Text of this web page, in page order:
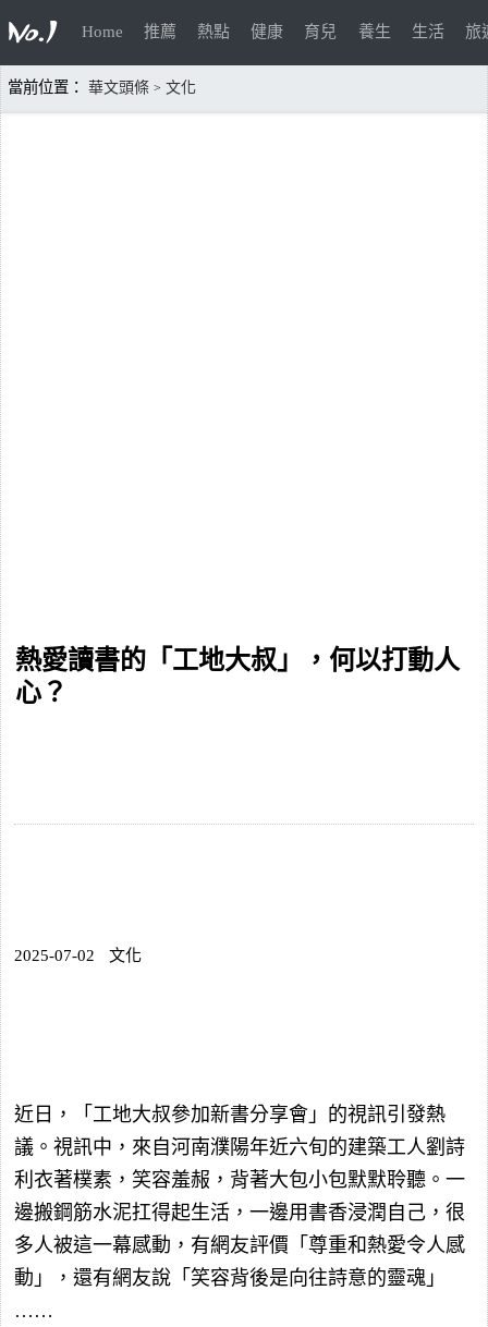
Home 推薦 熱點 健康 育兒 養生 生活 旅
當前位置： 華文頭條 > 文化
熱愛讀書的「工地大叔」，何以打動人
心？
2025-07-02 文化
近日，「工地大叔參加新書分享會」的視訊引發熱
議。視訊中，來自河南濮陽年近六旬的建築工人劉詩
利衣著樸素，笑容羞赧，背著大包小包默默聆聽。一
邊搬鋼筋水泥扛得起生活，一邊用書香浸潤自己，很
多人被這一幕感動，有網友評價「尊重和熱愛令人感
動」，還有網友說「笑容背後是向往詩意的靈魂」
……